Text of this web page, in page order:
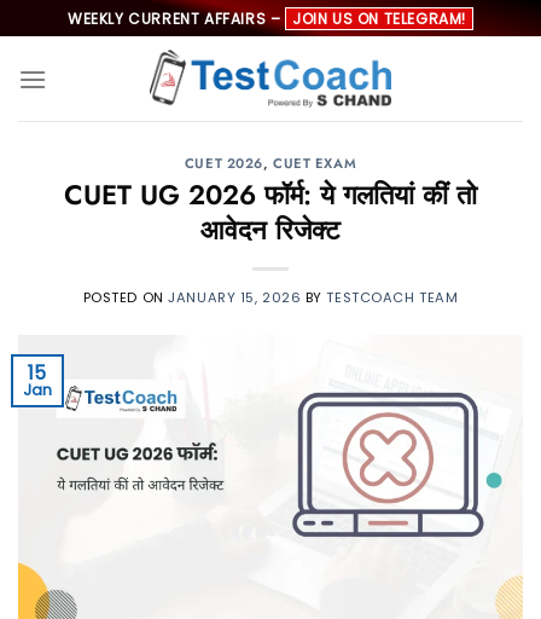
to
content
WEEKLY CURRENT AFFAIRS – JOIN US ON TELEGRAM!
CUET 2026,CUET EXAM
CUET UG 2026 फॉर्म: ये गलतियां कीं तो
आवेदन रिजेक्ट
POSTED ONJANUARY 15, 2026 BYTESTCOACH TEAM
15
Jan